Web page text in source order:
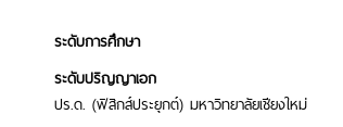
ระดับการศึกษา
ระดับปริญญาเอก
ปร.ด. (ฟิสิกส์ประยุกต์) มหาวิทยาลัยเชียงใหม่